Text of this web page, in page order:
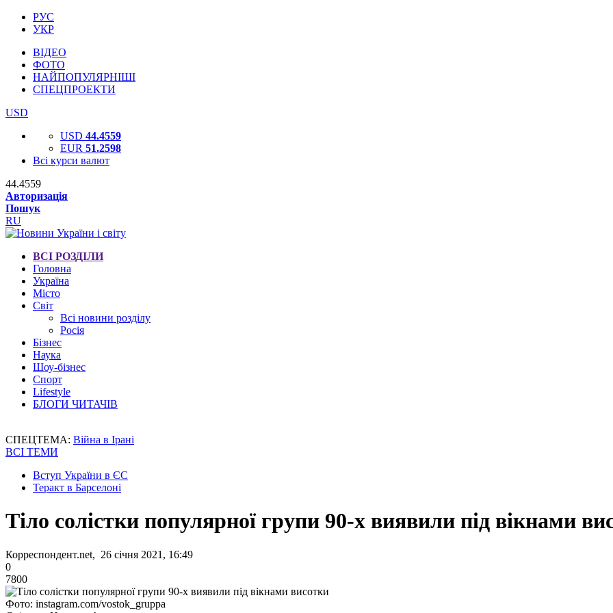
РУС
УКР
ВІДЕО
ФОТО
НАЙПОПУЛЯРНІШІ
СПЕЦПРОЕКТИ
USD
USD 44.4559
EUR 51.2598
Всі курси валют
44.4559
Авторизація
Пошук
RU
ВСІ РОЗДІЛИ
Головна
Україна
Місто
Світ
Всі новини розділу
Росія
Бізнес
Наука
Шоу-бізнес
Спорт
Lifestyle
БЛОГИ ЧИТАЧІВ
СПЕЦТЕМА: Війна в Ірані
ВСІ ТЕМИ
Вступ України в ЄС
Теракт в Барселоні
Тіло солістки популярної групи 90-х виявили під вікнами
Корреспондент.net, 26 січня 2021, 16:49
0
7800
Фото: instagram.com/vostok_gruppa